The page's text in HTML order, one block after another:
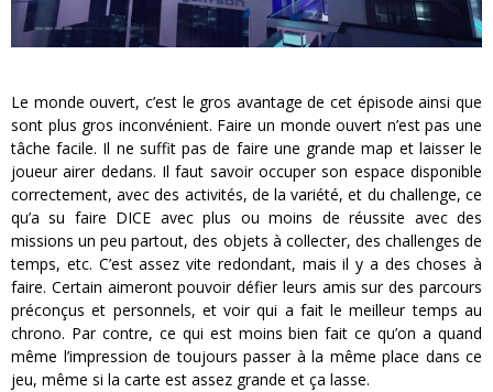
Le monde ouvert, c’est le gros avantage de cet épisode ainsi que
sont plus gros inconvénient. Faire un monde ouvert n’est pas une
tâche facile. Il ne suffit pas de faire une grande map et laisser le
joueur airer dedans. Il faut savoir occuper son espace disponible
correctement, avec des activités, de la variété, et du challenge, ce
qu’a su faire DICE avec plus ou moins de réussite avec des
missions un peu partout, des objets à collecter, des challenges de
temps, etc. C’est assez vite redondant, mais il y a des choses à
faire. Certain aimeront pouvoir défier leurs amis sur des parcours
préconçus et personnels, et voir qui a fait le meilleur temps au
chrono. Par contre, ce qui est moins bien fait ce qu’on a quand
même l’impression de toujours passer à la même place dans ce
jeu, même si la carte est assez grande et ça lasse.